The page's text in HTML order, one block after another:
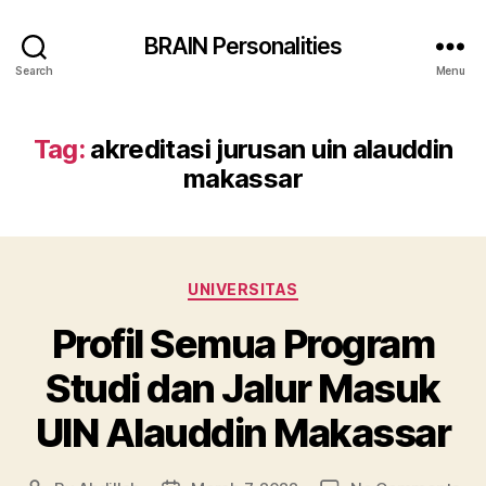
Search
BRAIN Personalities
Menu
Tag: akreditasi jurusan uin alauddin
makassar
Categories
UNIVERSITAS
Profil Semua Program
Studi dan Jalur Masuk
UIN Alauddin Makassar